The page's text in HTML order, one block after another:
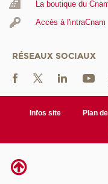
La boutique du
Accès à l'intraCnam
RÉSEAUX SOCIAUX
Infos site Plan